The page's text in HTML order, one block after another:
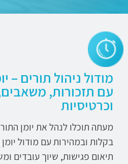
מודול ניהול תורים –
עם תזכורות,
וכרטיסיות
מעתה תוכלו לנהל את יומן
תיאום פגישות, שיוך עובדים